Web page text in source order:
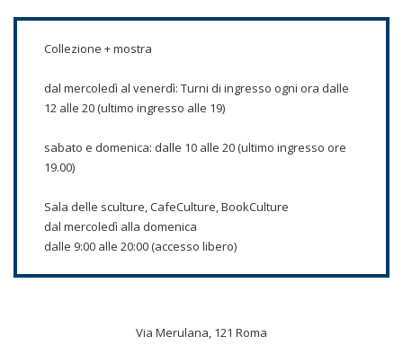
Collezione + mostra
dal mercoledì al venerdì: Turni di ingresso ogni ora dalle
12 alle 20 (ultimo ingresso alle 19)
sabato e domenica: dalle 10 alle 20 (ultimo ingresso ore
19.00)
Sala delle sculture, CafeCulture, BookCulture
dal mercoledì alla domenica
dalle 9:00 alle 20:00 (accesso libero)
Via Merulana, 121 Roma